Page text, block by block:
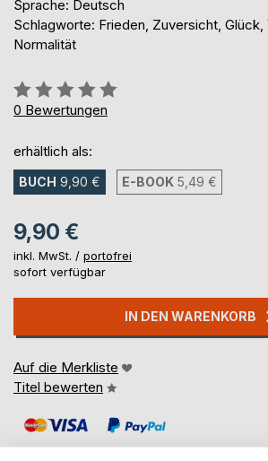
Sprache: Deutsch
Schlagworte: Frieden, Zuversicht, Glück,
Normalität
Bewertung::
0%
0 Bewertungen
erhältlich als:
BUCH 9,90 € E-BOOK 5,49 €
9,90 €
inkl. MwSt. / portofrei
sofort verfügbar
IN DEN WARENKORB
Auf die Merkliste
Titel bewerten